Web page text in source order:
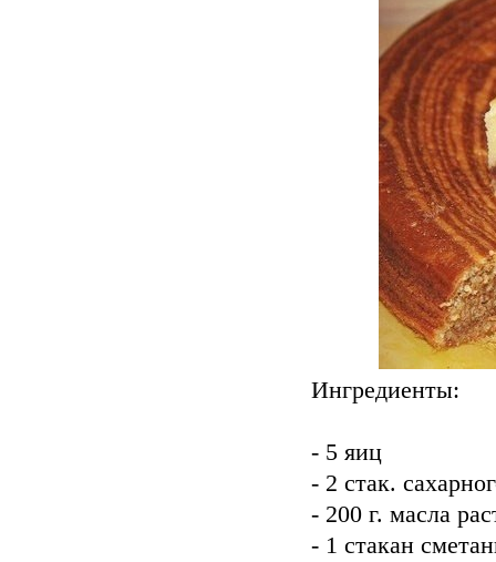
Ингредиенты:
- 5 яиц
- 2 стак.
- 200 г. масла
- 1 стакан